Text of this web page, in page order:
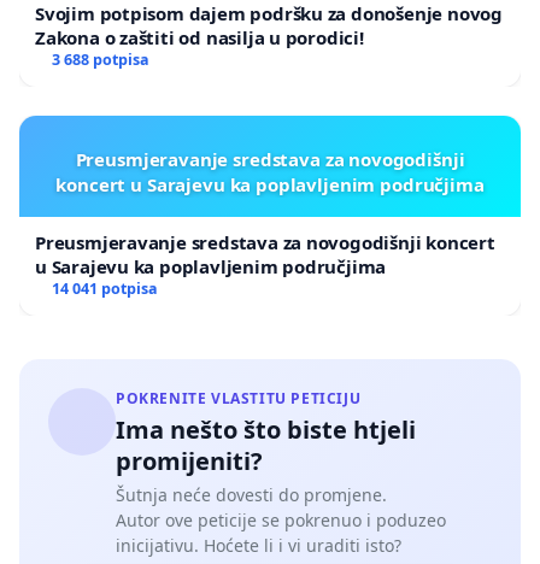
Svojim potpisom dajem podršku za donošenje novog
Zakona o zaštiti od nasilja u porodici!
3 688 potpisa
Preusmjeravanje sredstava za novogodišnji
koncert u Sarajevu ka poplavljenim područjima
Preusmjeravanje sredstava za novogodišnji koncert
u Sarajevu ka poplavljenim područjima
14 041 potpisa
POKRENITE VLASTITU PETICIJU
Ima nešto što biste htjeli
promijeniti?
Šutnja neće dovesti do promjene.
Autor ove peticije se pokrenuo i poduzeo
inicijativu. Hoćete li i vi uraditi isto?